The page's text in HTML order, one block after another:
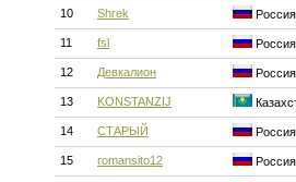
10 Shrek
11 fsl
12 Девкалион
13 KONSTANZIJ
14 СТАРЫЙ
15 romansito12